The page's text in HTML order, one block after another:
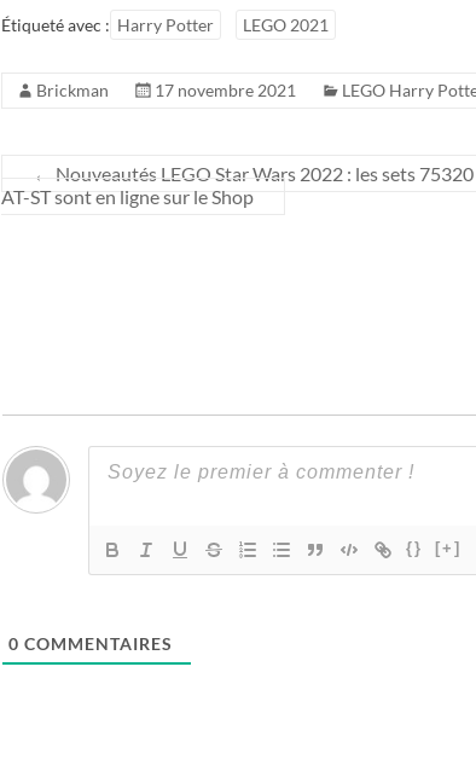
Étiqueté avec : Harry Potter LEGO 2021
Brickman 17 novembre 2021 LEGO Harry
←
Nouveautés LEGO Star Wars 2022 : les sets
AT-ST sont en ligne sur le Shop
{} [+]
0 COMMENTAIRES